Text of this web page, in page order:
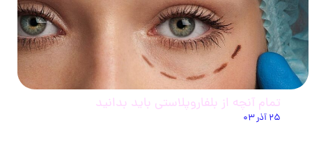
تمام آنچه از بلفاروپلاستی باید بدانید
۲۵ آذر ۰۳